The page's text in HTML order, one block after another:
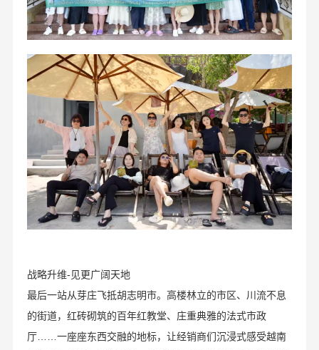
战略升维-见更广阔天地
最后一站从芽庄飞抵胡志明市。高楼林立的市区、川流不息
的街道，红砖砌筑的百年红教堂、庄重典雅的法式市政
厅……一座座东西交融的地标，让经销商们沉浸式感受越南